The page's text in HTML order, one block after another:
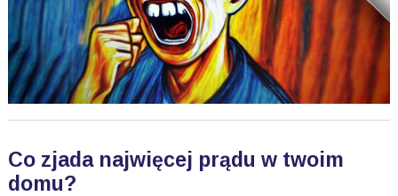
Co zjada najwięcej prądu w twoim
domu?